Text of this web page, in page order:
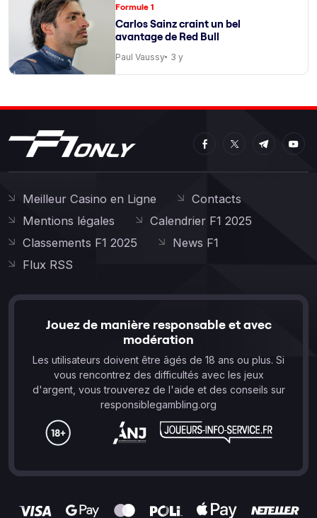
Formule 1
Carlos Sainz craint un bel
avantage de Red Bull
Paul Vaussy 3 y
Meilleur Casino en Ligne
Contacts
Mentions légales
Calendrier F1 2025
Classements F1 2025
News F1
Flux RSS
Jouez de manière responsable et avec
modération
Les utilisateurs doivent être âgés de 18 ans ou plus. Si
vous rencontrez des difficultés avec les jeux
d'argent, vous trouverez de l'aide et des conseils sur
responsiblegambling.org